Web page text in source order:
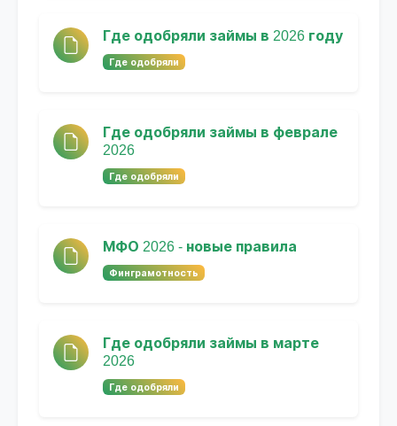
Где одобряли займы в 2026 году
Где одобряли
Где одобряли займы в феврале
2026
Где одобряли
МФО 2026 - новые правила
Финграмотность
Где одобряли займы в марте
2026
Где одобряли